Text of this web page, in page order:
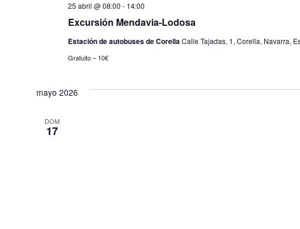
Excursión Mendavia-Lodosa
25 abril @ 08:00 - 14:00
Estación de autobuses de CorellaCalle Tajadas, 1, Corella, Navarra,
Gratuito – 10€
mayo 2026
DOM
17